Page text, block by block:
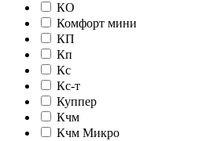
КО
Комфорт мини
КП
Кп
Кс
Кс-т
Куппер
Кчм
Кчм Микро